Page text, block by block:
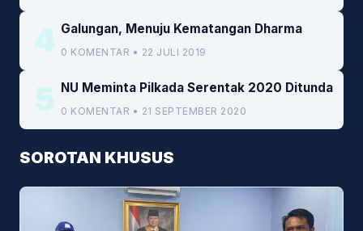
4 Galungan, Menuju Kematangan Dharma
0 KOMENTAR • 22 JULI 2019
5 NU Meminta Pilkada Serentak 2020 Ditunda
0 KOMENTAR • 21 SEPTEMBER 2020
SOROTAN KHUSUS